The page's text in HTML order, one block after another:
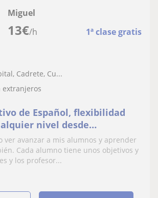
13€/h 1ª clase gratis
Miguel
Cadrete, Cu...
extranjeros
de Español, flexibilidad
nivel desde
¡Vamos a por ello!
ver avanzar a mis alumnos y aprender
Cada alumno tiene unos objetivos y
y los profesor...